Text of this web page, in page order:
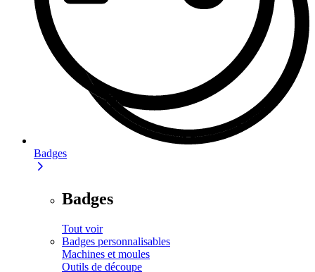
Badges
Badges
Tout voir
Badges personnalisables
Machines et moules
Outils de découpe